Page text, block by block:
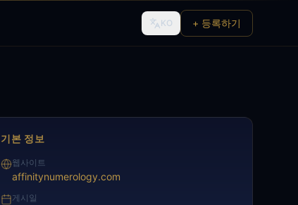
KO + 등록하기
기본 정보
웹사이트
affinitynumerology.com
게시일